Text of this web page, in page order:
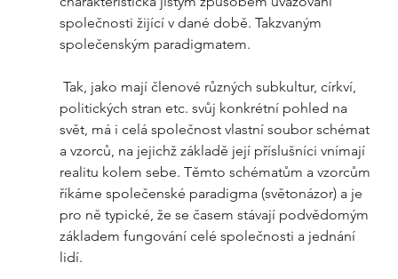
společnosti žijící v dané době. Takzvaným
společenským paradigmatem.
politických stran etc. svůj konkrétní pohled na
svět, má i celá společnost vlastní soubor schémat
a vzorců, na jejichž základě její příslušníci vnímají
realitu kolem sebe. Těmto schématům a vzorcům
říkáme společenské paradigma (světonázor) a je
pro ně typické, že se časem stávají podvědomým
základem fungování celé společnosti a jednání
lidí.